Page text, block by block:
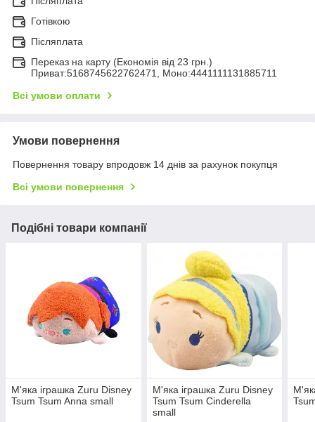
Готівкою
Післяплата
Переказ на карту (Економія від 23 грн.)
Приват:5168745622762471, Моно:4441111131885711
Всі умови оплати
Умови повернення
Повернення товару впродовж 14 днів за рахунок покупця
Всі умови повернення
Подібні товари компанії
М'яка іграшка Zuru Disney
Tsum Tsum Anna small
М'яка іграшка Zuru Disney
Tsum Tsum Cinderella
small